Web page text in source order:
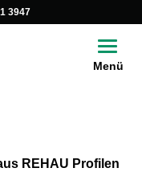
3947
Menü
REHAU Profilen